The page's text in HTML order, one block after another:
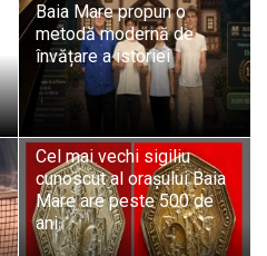
Baia Mare propun o
metodă modernă de
învățare a istoriei
Cel mai vechi sigiliu
cunoscut al orașului Baia
Mare are peste 500 de
ani